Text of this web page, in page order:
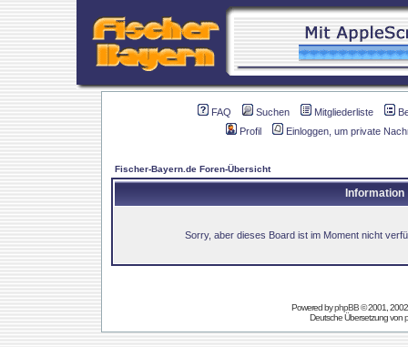
FAQ Suchen Mitgliederliste
Profil
Einloggen, um private
Fischer-Bayern.de Foren-Übersicht
Information
Sorry, aber dieses Board ist im Moment nicht
Powered byphpBB© 2001,
Deutsche Übersetzung von